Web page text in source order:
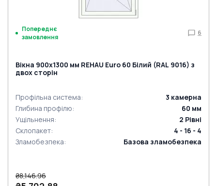
Попереднє
замовлення
6
Вікна 900x1300 мм REHAU Euro 60 Білий (RAL 9016) з
двох сторін
Профільна система: 3 камерна
Глибина профілю: 60 мм
Ущільнення: 2 Рівні
Склопакет:
4 - 16 - 4
Зламобезпека: Базова зламобезпека
₴8,146.96